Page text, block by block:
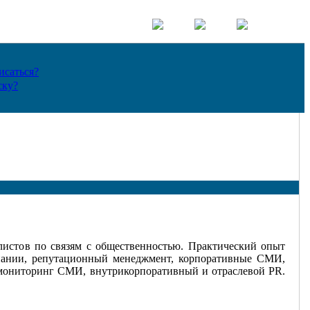
по связям с общественностью. Практический опыт
репутационный менеджмент, корпоративные СМИ,
СМИ, внутрикорпоративный и отраслевой PR.